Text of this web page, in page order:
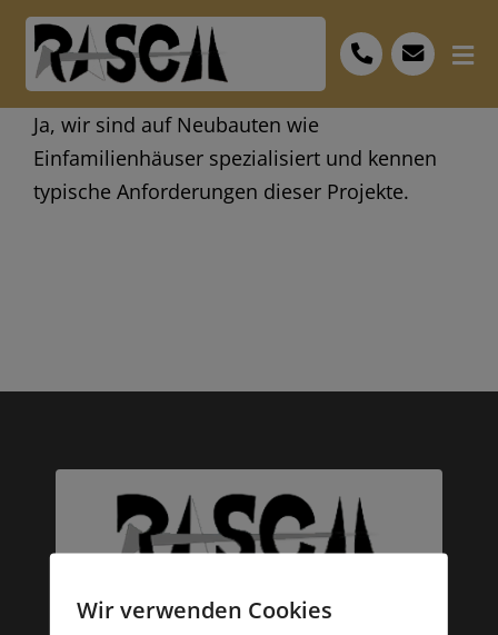
Skip
content
Start
Leistungen
Ja, wir sind auf Neubauten wie
Einfamilienhäuser spezialisiert und kennen
typische Anforderungen dieser Projekte.
Wir verwenden Cookies